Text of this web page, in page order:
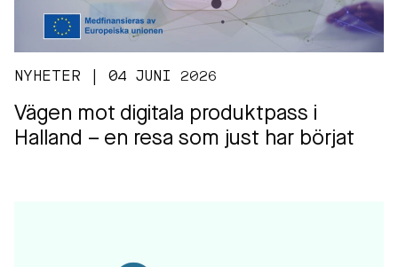
NYHETER | 04 JUNI 2026
Vägen mot digitala produktpass i
Halland – en resa som just har börjat